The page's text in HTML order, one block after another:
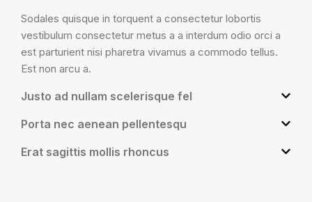
Sodales quisque in torquent a consectetur lobortis
vestibulum consectetur metus a a interdum odio orci a
est parturient nisi pharetra vivamus a commodo tellus.
Est non arcu a.
Justo ad nullam scelerisque fel
Porta nec aenean pellentesqu
Erat sagittis mollis rhoncus